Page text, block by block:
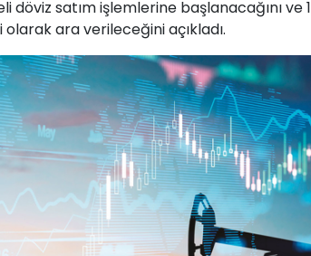
döviz satım işlemlerine başlanacağını ve 1
ara verileceğini açıkladı.